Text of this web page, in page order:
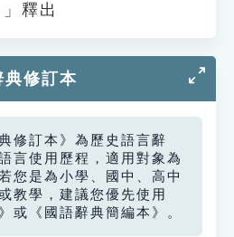
」釋出
典修訂本
修訂本》為歷史語言辭
言使用歷程，適用對象為
您是為小學、國中、高中
教學，建議您優先使用
或《國語辭典簡編本》。